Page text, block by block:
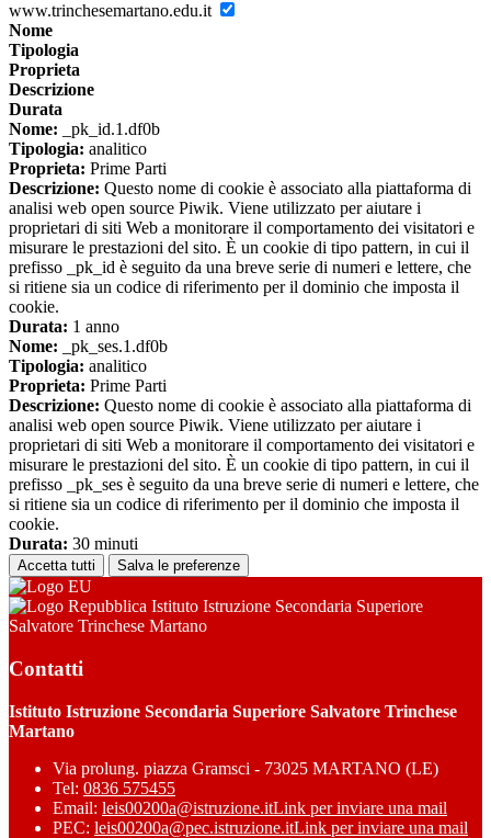
www.trinchesemartano.edu.it
Nome
Tipologia
Proprieta
Descrizione
Durata
Nome: _pk_id.1.df0b
Tipologia: analitico
Proprieta: Prime Parti
Descrizione: Questo nome di cookie è associato alla piattaforma di
analisi web open source Piwik. Viene utilizzato per aiutare i
proprietari di siti Web a monitorare il comportamento dei visitatori e
misurare le prestazioni del sito. È un cookie di tipo pattern, in cui il
prefisso _pk_id è seguito da una breve serie di numeri e lettere, che
si ritiene sia un codice di riferimento per il dominio che imposta il
cookie.
Durata: 1 anno
Nome: _pk_ses.1.df0b
Tipologia: analitico
Proprieta: Prime Parti
Descrizione: Questo nome di cookie è associato alla piattaforma di
analisi web open source Piwik. Viene utilizzato per aiutare i
proprietari di siti Web a monitorare il comportamento dei visitatori e
misurare le prestazioni del sito. È un cookie di tipo pattern, in cui il
prefisso _pk_ses è seguito da una breve serie di numeri e lettere, che
si ritiene sia un codice di riferimento per il dominio che imposta il
cookie.
Durata: 30 minuti
Accetta tutti Salva le preferenze
Istituto Istruzione Secondaria Superiore
Salvatore Trinchese Martano
Contatti
Istituto Istruzione Secondaria Superiore Salvatore Trinchese
Martano
Via prolung. piazza Gramsci - 73025 MARTANO (LE)
Tel: 0836 575455
Email: leis00200a@istruzione.itLink per inviare una mail
PEC: leis00200a@pec.istruzione.itLink per inviare una mail